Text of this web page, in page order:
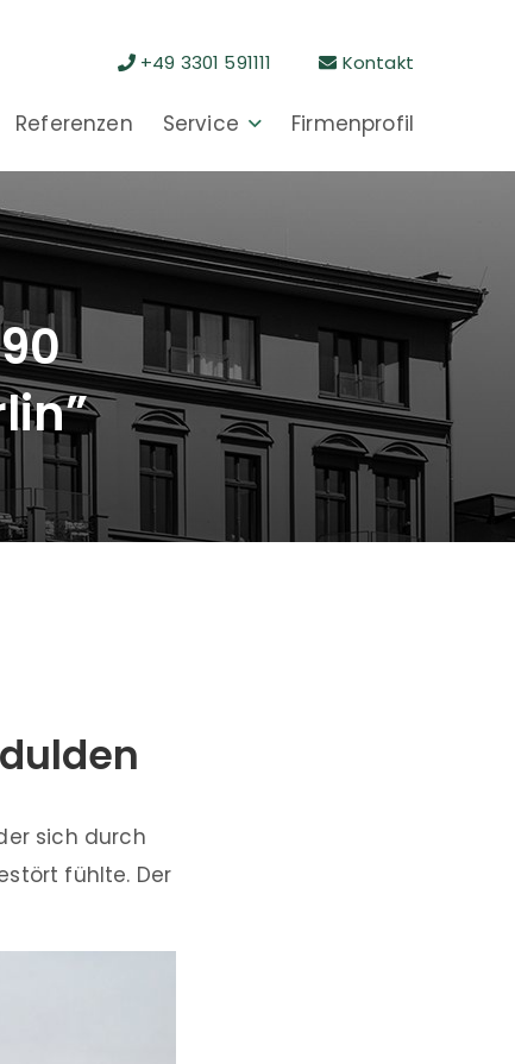
+49 3301 591111 Kontakt
Referenzen Service Firmenprofil
sich durch
fühlte. Der